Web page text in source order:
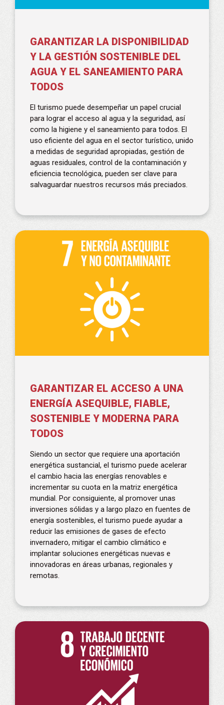
GARANTIZAR LA DISPONIBILIDAD
Y LA GESTIÓN SOSTENIBLE DEL
AGUA Y EL SANEAMIENTO PARA
TODOS
El turismo puede desempeñar un papel crucial
para lograr el acceso al agua y la seguridad, así
como la higiene y el saneamiento para todos. El
uso eficiente del agua en el sector turístico, unido
a medidas de seguridad apropiadas, gestión de
aguas residuales, control de la contaminación y
eficiencia tecnológica, pueden ser clave para
salvaguardar nuestros recursos más preciados.
GARANTIZAR EL ACCESO A UNA
ENERGÍA ASEQUIBLE, FIABLE,
SOSTENIBLE Y MODERNA PARA
TODOS
Siendo un sector que requiere una aportación
energética sustancial, el turismo puede acelerar
el cambio hacia las energías renovables e
incrementar su cuota en la matriz energética
mundial. Por consiguiente, al promover unas
inversiones sólidas y a largo plazo en fuentes de
energía sostenibles, el turismo puede ayudar a
reducir las emisiones de gases de efecto
invernadero, mitigar el cambio climático e
implantar soluciones energéticas nuevas e
innovadoras en áreas urbanas, regionales y
remotas.